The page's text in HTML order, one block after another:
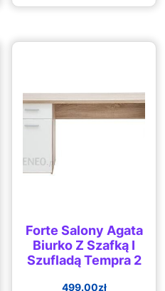
Forte Salony Agata
Biurko Z Szafką I
Szufladą Tempra 2
499.00zł